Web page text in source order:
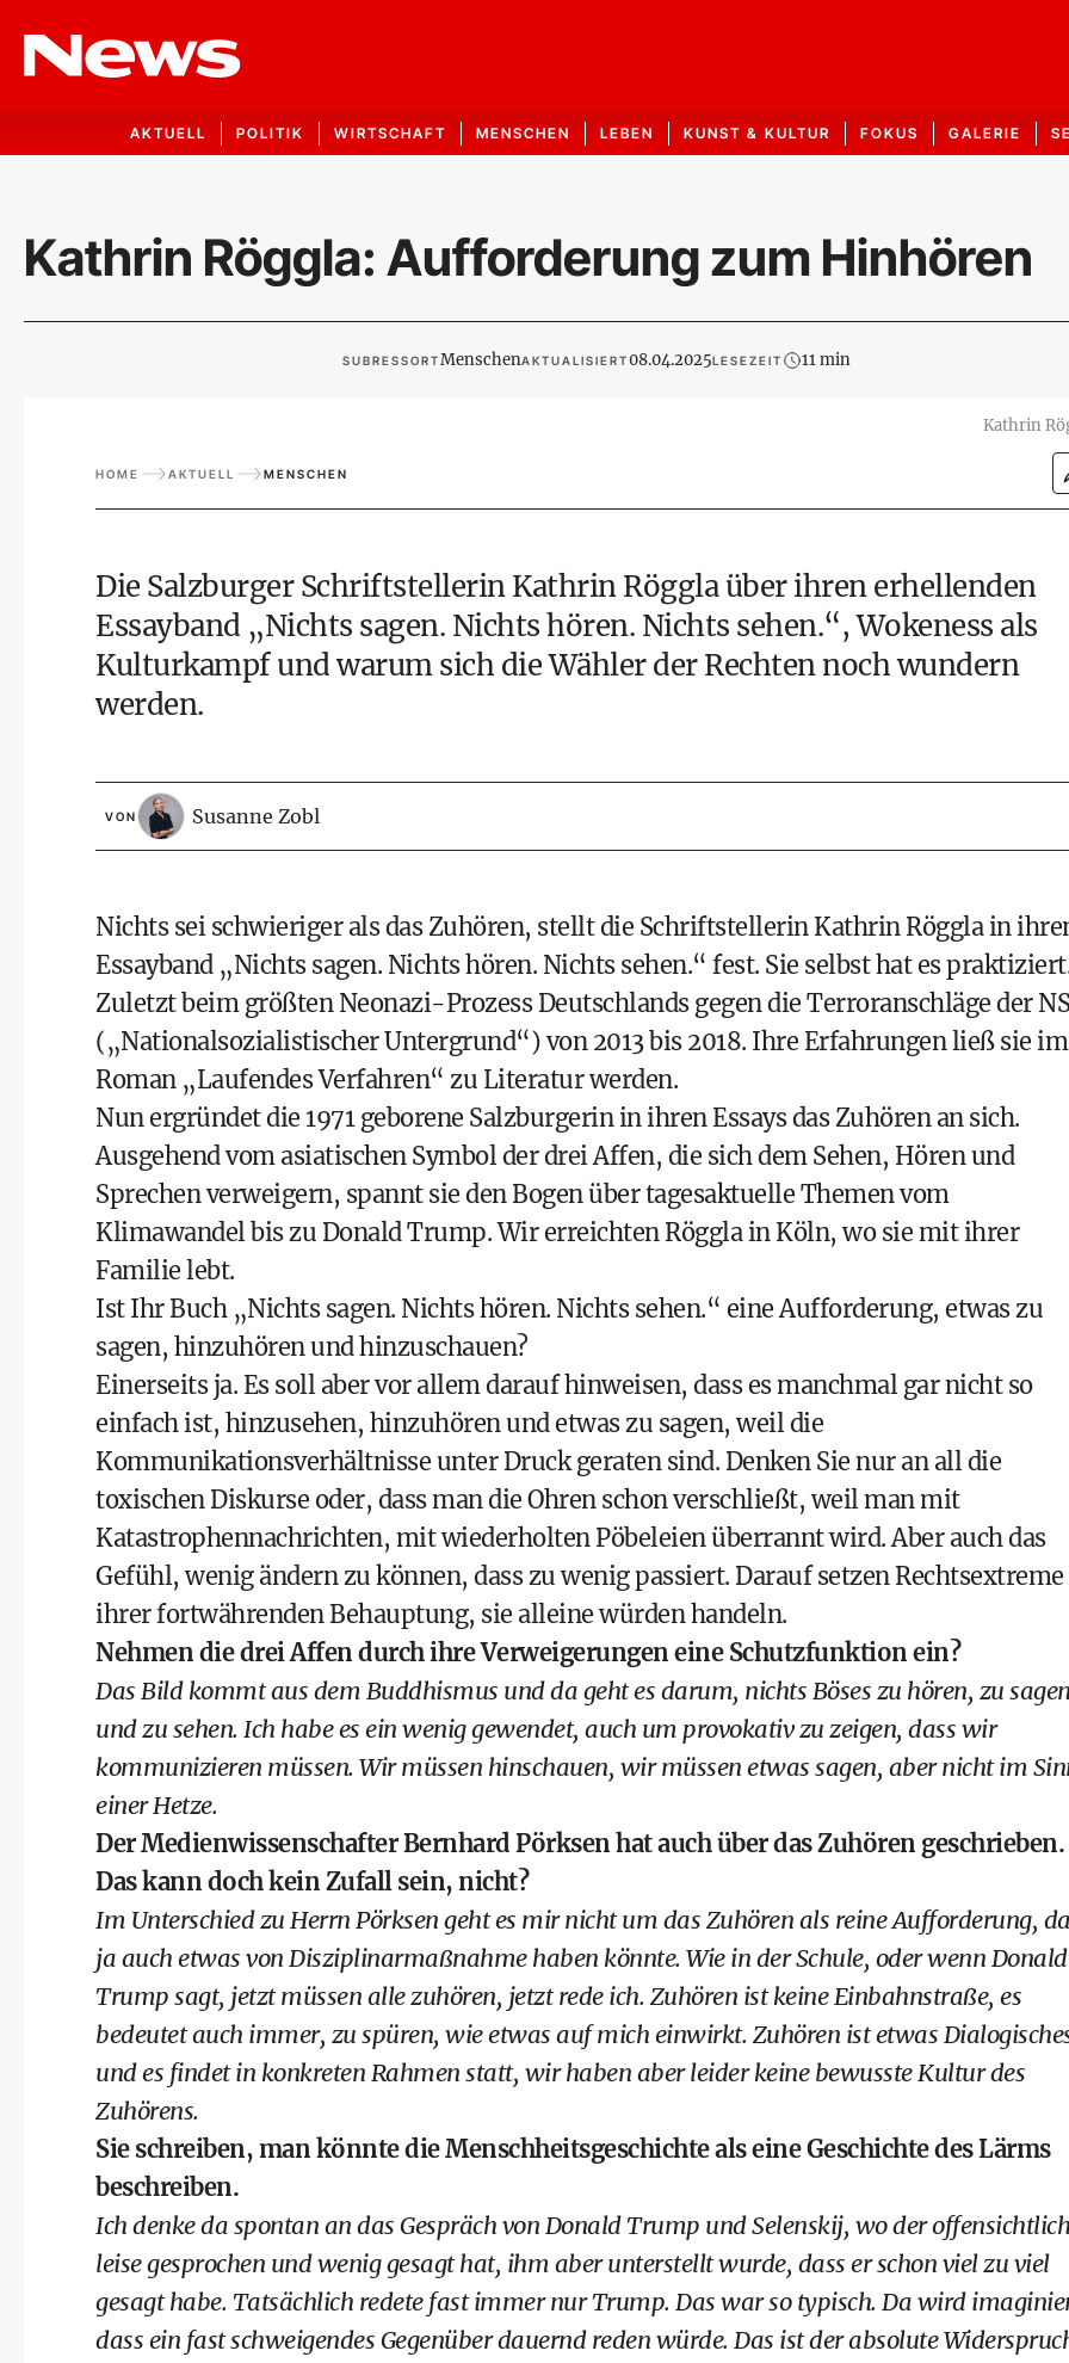
AKTUELL POLITIK WIRTSCHAFT MENSCHEN LEBEN KUNST & KULTUR FOKUS GALERIE
Kathrin Röggla: Aufforderung zum Hinhören
SUBRESSORTMenschenAKTUALISIERT08.04.2025LESEZEIT 11 min
Kathrin
HOME AKTUELL MENSCHEN
Die Salzburger Schriftstellerin Kathrin Röggla über ihren erhellenden
Essayband „Nichts sagen. Nichts hören. Nichts sehen.“, Wokeness als
Kulturkampf und warum sich die Wähler der Rechten noch wundern
werden.
VON Susanne Zobl
Nichts sei schwieriger als das Zuhören, stellt die Schriftstellerin Kathrin Röggla in
Essayband „Nichts sagen. Nichts hören. Nichts sehen.“ fest. Sie selbst hat es
Zuletzt beim größten Neonazi-Prozess Deutschlands gegen die Terroranschläge der
(„Nationalsozialistischer Untergrund“) von 2013 bis 2018. Ihre Erfahrungen ließ sie im
Roman „Laufendes Verfahren“ zu Literatur werden.
Nun ergründet die 1971 geborene Salzburgerin in ihren Essays das Zuhören an sich.
Ausgehend vom asiatischen Symbol der drei Affen, die sich dem Sehen, Hören und
Sprechen verweigern, spannt sie den Bogen über tagesaktuelle Themen vom
Klimawandel bis zu Donald Trump. Wir erreichten Röggla in Köln, wo sie mit ihrer
Familie lebt.
Ist Ihr Buch „Nichts sagen. Nichts hören. Nichts sehen.“ eine Aufforderung, etwas zu
sagen, hinzuhören und hinzuschauen?
Einerseits ja. Es soll aber vor allem darauf hinweisen, dass es manchmal gar nicht so
einfach ist, hinzusehen, hinzuhören und etwas zu sagen, weil die
Kommunikationsverhältnisse unter Druck geraten sind. Denken Sie nur an all die
toxischen Diskurse oder, dass man die Ohren schon verschließt, weil man mit
Katastrophennachrichten, mit wiederholten Pöbeleien überrannt wird. Aber auch das
Gefühl, wenig ändern zu können, dass zu wenig passiert. Darauf setzen
ihrer fortwährenden Behauptung, sie alleine würden handeln.
Nehmen die drei Affen durch ihre Verweigerungen eine Schutzfunktion ein?
Das Bild kommt aus dem Buddhismus und da geht es darum, nichts Böses zu hören, zu
und zu sehen. Ich habe es ein wenig gewendet, auch um provokativ zu zeigen, dass wir
kommunizieren müssen. Wir müssen hinschauen, wir müssen etwas sagen, aber nicht im
einer Hetze.
Der Medienwissenschafter Bernhard Pörksen hat auch über das Zuhören geschrieben.
Das kann doch kein Zufall sein, nicht?
Im Unterschied zu Herrn Pörksen geht es mir nicht um das Zuhören als reine Aufforderung,
ja auch etwas von Disziplinarmaßnahme haben könnte. Wie in der Schule, oder wenn Donald
Trump sagt, jetzt müssen alle zuhören, jetzt rede ich. Zuhören ist keine Einbahnstraße, es
bedeutet auch immer, zu spüren, wie etwas auf mich einwirkt. Zuhören ist etwas
und es findet in konkreten Rahmen statt, wir haben aber leider keine bewusste Kultur des
Zuhörens.
Sie schreiben, man könnte die Menschheitsgeschichte als eine Geschichte des Lärms
beschreiben.
Ich denke da spontan an das Gespräch von Donald Trump und Selenskij, wo der offensichtlich
leise gesprochen und wenig gesagt hat, ihm aber unterstellt wurde, dass er schon viel zu viel
gesagt habe. Tatsächlich redete fast immer nur Trump. Das war so typisch. Da wird
dass ein fast schweigendes Gegenüber dauernd reden würde. Das ist der absolute